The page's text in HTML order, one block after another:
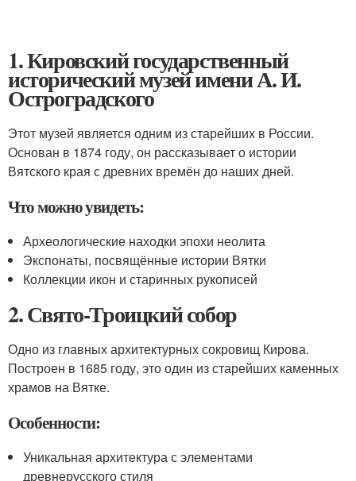
1. Кировский государственный
исторический музей имени А. И.
Остроградского
Этот музей является одним из старейших в России.
Основан в 1874 году, он рассказывает о истории
Вятского края с древних времён до наших дней.
Что можно увидеть:
Археологические находки эпохи неолита
Экспонаты, посвящённые истории Вятки
Коллекции икон и старинных рукописей
2. Свято-Троицкий собор
Одно из главных архитектурных сокровищ Кирова.
Построен в 1685 году, это один из старейших каменных
храмов на Вятке.
Особенности:
Уникальная архитектура с элементами
древнерусского стиля